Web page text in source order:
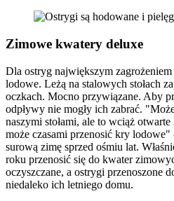
Zimowe kwatery deluxe
Dla ostryg największym
lodowe. Leżą na stalowych stołach
oczkach. Mocno przywiązane. Aby
odpływy nie mogły ich zabrać.
naszymi stołami, ale to wciąż
może czasami przenosić kry
surową zimę sprzed ośmiu lat.
roku przenosić się do kwater
oczyszczane, a ostrygi przenoszone
niedaleko ich letniego domu.